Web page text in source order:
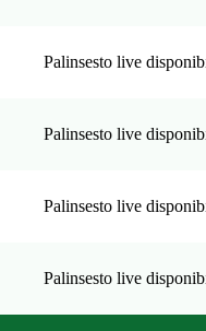
Palinsesto live
Palinsesto live
Palinsesto live
Palinsesto live